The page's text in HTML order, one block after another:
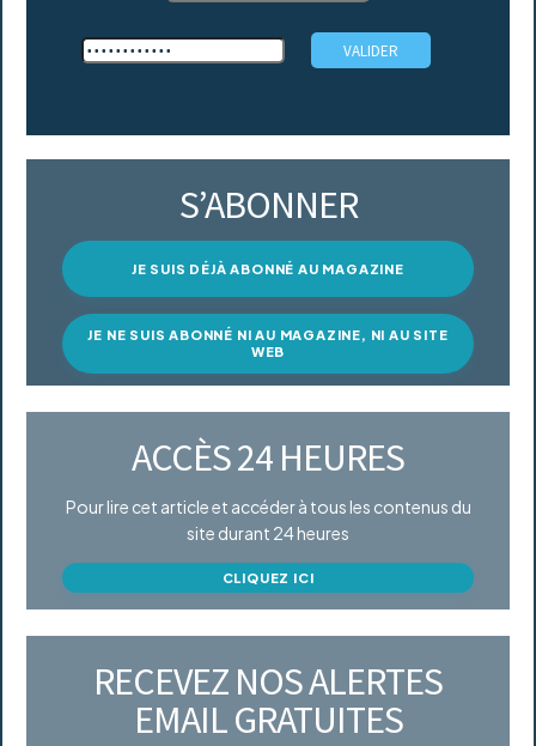
S’ABONNER
JE SUIS DÉJÀ ABONNÉ AU MAGAZINE
JE NE SUIS ABONNÉ NI AU MAGAZINE, NI AU SITE
WEB
ACCÈS 24 HEURES
Pour lire cet article et accéder à tous les contenus du
site durant 24 heures
CLIQUEZ ICI
RECEVEZ NOS ALERTES
EMAIL GRATUITES